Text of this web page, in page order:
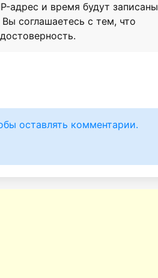
адрес и время будут записаны
соглашаетесь с тем, что
оставлять комментарии.